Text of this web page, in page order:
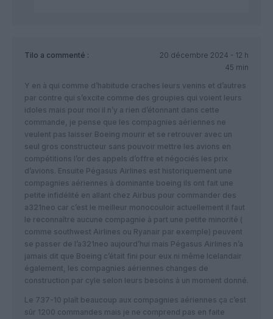
Tilo a commenté :
20 décembre 2024 - 12 h
45 min
Y en à qui comme d’habitude craches leurs venins et d’autres
par contre qui s’excite comme des groupies qui voient leurs
idoles mais pour moi il n’y a rien d’étonnant dans cette
commande, je pense que les compagnies aériennes ne
veulent pas laisser Boeing mourir et se retrouver avec un
seul gros constructeur sans pouvoir mettre les avions en
compétitions l’or des appels d’offre et négociés les prix
d’avions. Ensuite Pégasus Airlines est historiquement une
compagnies aériennes à dominante boeing ils ont fait une
petite infidélité en allant chez Airbus pour commander des
a321neo car c’est le meilleur monocouloir actuellement il faut
le reconnaître aucune compagnie à part une petite minorité (
comme southwest Airlines ou Ryanair par exemple) peuvent
se passer de l’a321neo aujourd’hui mais Pégasus Airlines n’a
jamais dit que Boeing c’était fini pour eux ni même Icelandair
également, les compagnies aériennes changes de
construction par cyle selon leurs besoins à un moment donné.
Le 737-10 plaît beaucoup aux compagnies aériennes ça c’est
sûr 1200 commandes mais je ne comprend pas en faite